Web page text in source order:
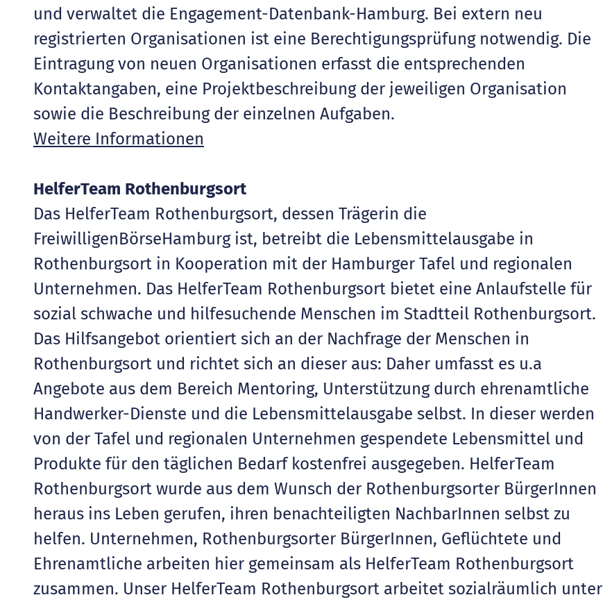
und verwaltet die Engagement-Datenbank-Hamburg. Bei extern neu
registrierten Organisationen ist eine Berechtigungsprüfung notwendig. Die
Eintragung von neuen Organisationen erfasst die entsprechenden
Kontaktangaben, eine Projektbeschreibung der jeweiligen Organisation
sowie die Beschreibung der einzelnen Aufgaben.
Weitere Informationen
HelferTeam Rothenburgsort
Das HelferTeam Rothenburgsort, dessen Trägerin die
FreiwilligenBörseHamburg ist, betreibt die Lebensmittelausgabe in
Rothenburgsort in Kooperation mit der Hamburger Tafel und regionalen
Unternehmen. Das HelferTeam Rothenburgsort bietet eine Anlaufstelle für
sozial schwache und hilfesuchende Menschen im Stadtteil Rothenburgsort.
Das Hilfsangebot orientiert sich an der Nachfrage der Menschen in
Rothenburgsort und richtet sich an dieser aus: Daher umfasst es u.a
Angebote aus dem Bereich Mentoring, Unterstützung durch ehrenamtliche
Handwerker-Dienste und die Lebensmittelausgabe selbst. In dieser werden
von der Tafel und regionalen Unternehmen gespendete Lebensmittel und
Produkte für den täglichen Bedarf kostenfrei ausgegeben. HelferTeam
Rothenburgsort wurde aus dem Wunsch der Rothenburgsorter BürgerInnen
heraus ins Leben gerufen, ihren benachteiligten NachbarInnen selbst zu
helfen. Unternehmen, Rothenburgsorter BürgerInnen, Geflüchtete und
Ehrenamtliche arbeiten hier gemeinsam als HelferTeam Rothenburgsort
zusammen. Unser HelferTeam Rothenburgsort arbeitet sozialräumlich unter